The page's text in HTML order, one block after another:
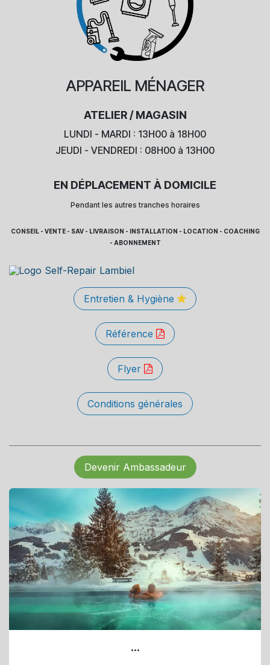
APPAREIL MÉNAGER
ATELIER / MAGASIN
LUNDI - MARDI : 13H00 à 18H00
JEUDI - VENDREDI : 08H00 à 13H00
EN DÉPLACEMENT À DOMICILE
Pendant les autres tranches horaires
CONSEIL - VENTE - SAV - LIVRAISON - INSTALLATION - LOCATION - COACHING
- ABONNEMENT
Entretien & Hygiène
Référence
Flyer
Conditions générales
Devenir Ambassadeur
...